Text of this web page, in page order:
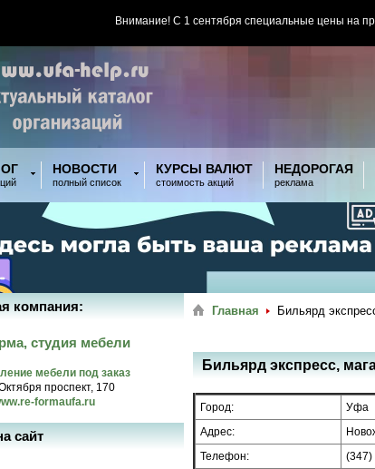
Внимание! С 1 сентября специальные цены на
НОВОСТИ
полный список
КУРСЫ ВАЛЮТ
стоимость акций
НЕДОРОГАЯ
реклама
Главная Бильярд
Бильярд экспресс,
Город:
Уфа
Адрес:
Телефон:
(347)
компания:
студия мебели
мебели под заказ
проспект, 170
formaufa.ru
сайт